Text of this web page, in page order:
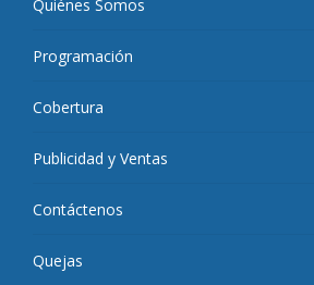
Quiénes Somos
Programación
Cobertura
Publicidad y Ventas
Contáctenos
Quejas